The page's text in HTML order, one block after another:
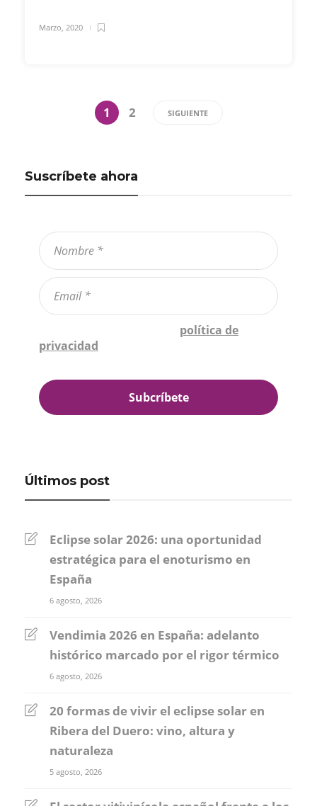
Marzo, 2020
1 2 SIGUIENTE
Suscríbete ahora
política de
privacidad
Últimos post
Eclipse solar 2026: una oportunidad
estratégica para el enoturismo en
España
6 agosto, 2026
Vendimia 2026 en España: adelanto
histórico marcado por el rigor térmico
6 agosto, 2026
20 formas de vivir el eclipse solar en
Ribera del Duero: vino, altura y
naturaleza
5 agosto, 2026